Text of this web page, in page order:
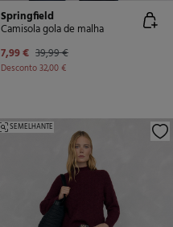
Springfield
Camisola gola de malha
7,99 € 39,99 €
Desconto32,00 €
SEMELHANTE